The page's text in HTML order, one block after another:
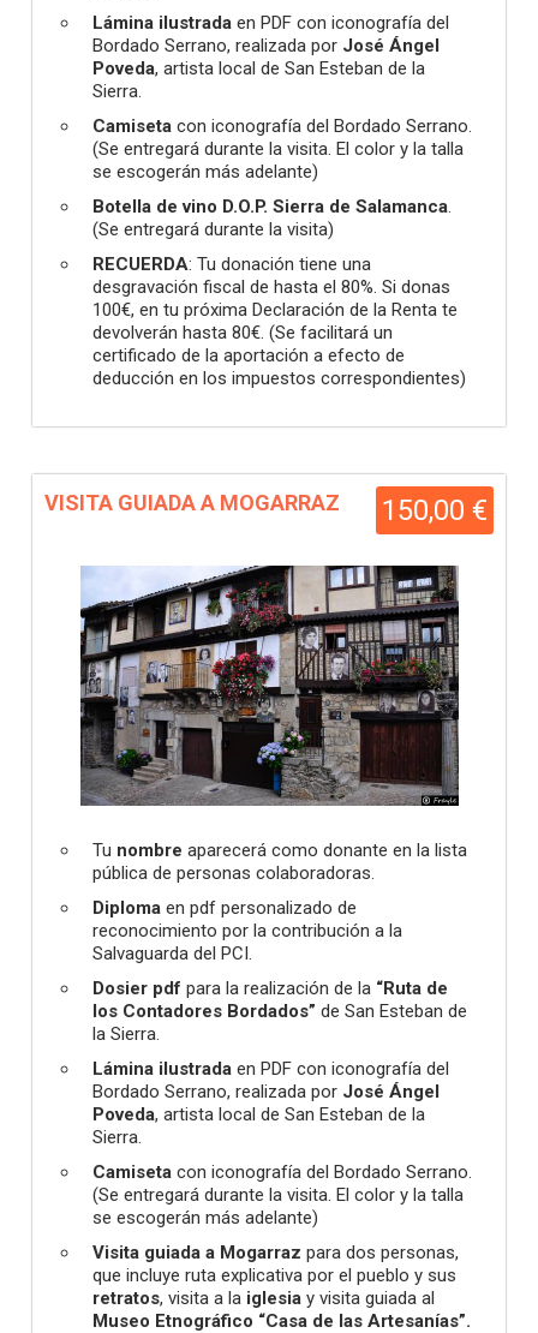
Lámina ilustrada en PDF con iconografía del
Bordado Serrano, realizada por José Ángel
Poveda, artista local de San Esteban de la
Sierra.
Camiseta con iconografía del Bordado Serrano.
(Se entregará durante la visita. El color y la talla
se escogerán más adelante)
Botella de vino D.O.P. Sierra de Salamanca.
(Se entregará durante la visita)
RECUERDA: Tu donación tiene una
desgravación fiscal de hasta el 80%. Si donas
100€, en tu próxima Declaración de la Renta te
devolverán hasta 80€. (Se facilitará un
certificado de la aportación a efecto de
deducción en los impuestos correspondientes)
150,00 €
VISITA GUIADA A MOGARRAZ
Tu nombre aparecerá como donante en la lista
pública de personas colaboradoras.
Diploma en pdf personalizado de
reconocimiento por la contribución a la
Salvaguarda del PCI.
Dosier pdf para la realización de la “Ruta de
los Contadores Bordados” de San Esteban de
la Sierra.
Lámina ilustrada en PDF con iconografía del
Bordado Serrano, realizada por José Ángel
Poveda, artista local de San Esteban de la
Sierra.
Camiseta con iconografía del Bordado Serrano.
(Se entregará durante la visita. El color y la talla
se escogerán más adelante)
Visita guiada a Mogarraz para dos personas,
que incluye ruta explicativa por el pueblo y sus
retratos, visita a la iglesia y visita guiada al
Museo Etnográfico “Casa de las Artesanías”.